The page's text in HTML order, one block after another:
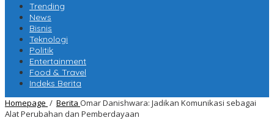
Trending
News
Bisnis
Teknologi
Politik
Entertainment
Food & Travel
Indeks Berita
Homepage / Berita Omar Danishwara: Jadikan Komunikasi sebagai
Alat Perubahan dan Pemberdayaan